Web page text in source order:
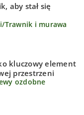
aby stał się
/Trawnik i murawa
kluczowy element
przestrzeni
ozdobne